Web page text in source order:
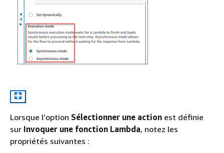
Lorsque l’option Sélectionner une action est définie
sur Invoquer une fonction Lambda, notez les
propriétés suivantes :